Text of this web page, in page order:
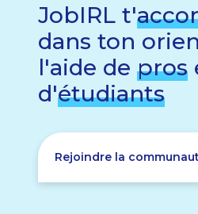
JobIRL t'
dans ton
l'aide de pros
d'étudiants
Rejoindre la